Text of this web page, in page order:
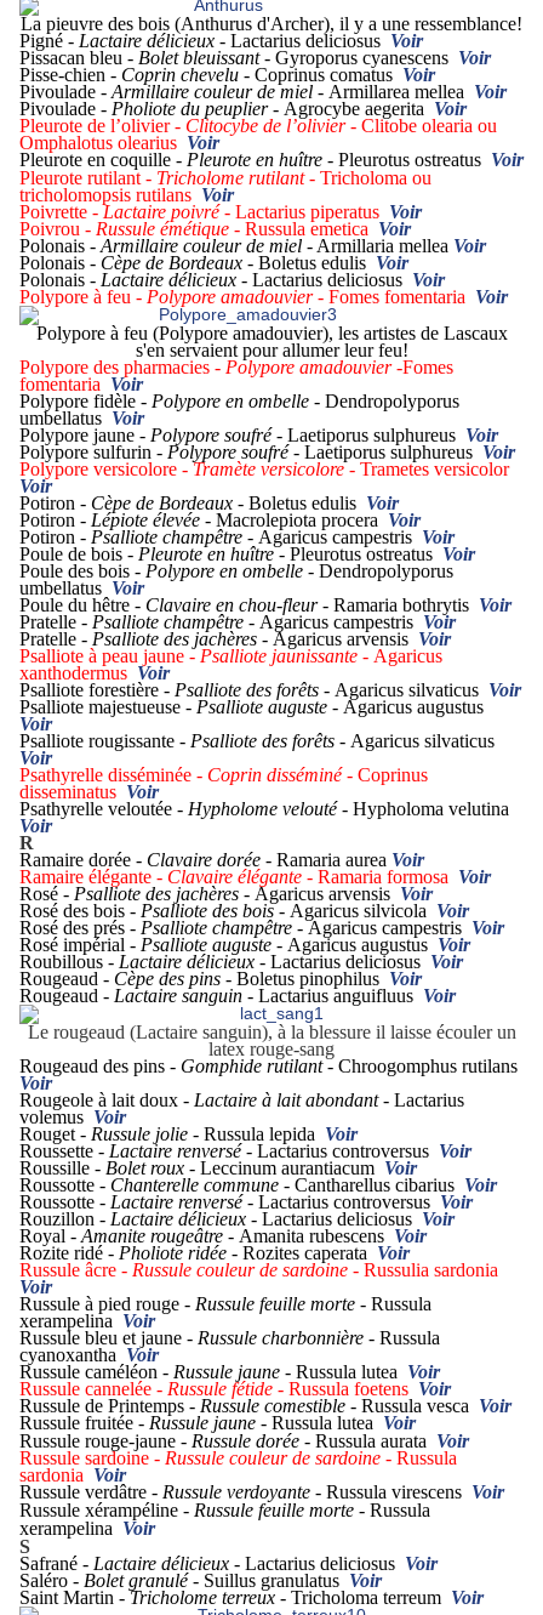
La pieuvre des bois (Anthurus d'Archer), il y a une ressemblance!
Pigné - Lactaire délicieux - Lactarius deliciosus Voir
Pissacan bleu - Bolet bleuissant - Gyroporus cyanescens Voir
Pisse-chien - Coprin chevelu - Coprinus comatus Voir
Pivoulade - Armillaire couleur de miel - Armillarea mellea Voir
Pivoulade - Pholiote du peuplier - Agrocybe aegerita Voir
Pleurote de l’olivier - Clitocybe de l’olivier - Clitobe olearia ou
Omphalotus olearius Voir
Pleurote en coquille - Pleurote en huître - Pleurotus ostreatus Voir
Pleurote rutilant - Tricholome rutilant - Tricholoma ou
tricholomopsis rutilans Voir
Poivrette -Lactaire poivré - Lactarius piperatus Voir
Poivrou - Russule émétique - Russula emetica Voir
Polonais - Armillaire couleur de miel - Armillaria mellea Voir
Polonais - Cèpe de Bordeaux - Boletus edulis Voir
Polonais - Lactaire délicieux - Lactarius deliciosus Voir
Polypore à feu - Polypore amadouvier - Fomes fomentaria Voir
Polypore à feu (Polypore amadouvier), les artistes de Lascaux
s'en servaient pour allumer leur feu!
Polypore des pharmacies - Polypore amadouvier -Fomes
fomentaria Voir
Polypore fidèle - Polypore en ombelle - Dendropolyporus
umbellatus Voir
Polypore jaune - Polypore soufré - Laetiporus sulphureus Voir
Polypore sulfurin - Polypore soufré - Laetiporus sulphureus Voir
Polypore versicolore -Tramète versicolore - Trametes versicolor
Voir
Potiron - Cèpe de Bordeaux - Boletus edulis Voir
Potiron - Lépiote élevée - Macrolepiota procera Voir
Potiron - Psalliote champêtre - Agaricus campestris Voir
Poule de bois - Pleurote en huître - Pleurotus ostreatus Voir
Poule des bois - Polypore en ombelle - Dendropolyporus
umbellatus Voir
Poule du hêtre - Clavaire en chou-fleur - Ramaria bothrytis Voir
Pratelle - Psalliote champêtre - Agaricus campestris Voir
Pratelle - Psalliote des jachères - Agaricus arvensis Voir
Psalliote à peau jaune - Psalliote jaunissante - Agaricus
xanthodermus Voir
Psalliote forestière - Psalliote des forêts - Agaricus silvaticus Voir
Psalliote majestueuse - Psalliote auguste - Agaricus augustus
Voir
Psalliote rougissante - Psalliote des forêts - Agaricus silvaticus
Voir
Psathyrelle disséminée - Coprin disséminé - Coprinus
disseminatus Voir
Psathyrelle veloutée - Hypholome velouté - Hypholoma velutina
Voir
R
Ramaire dorée - Clavaire dorée - Ramaria aurea Voir
Ramaire élégante - Clavaire élégante - Ramaria formosa Voir
Rosé - Psalliote des jachères - Agaricus arvensis Voir
Rosé des bois - Psalliote des bois - Agaricus silvicola Voir
Rosé des prés - Psalliote champêtre -Agaricus campestris Voir
Rosé impérial - Psalliote auguste - Agaricus augustus Voir
Roubillous - Lactaire délicieux - Lactarius deliciosus Voir
Rougeaud - Cèpe des pins - Boletus pinophilus Voir
Rougeaud - Lactaire sanguin - Lactarius anguifluus Voir
Le rougeaud (Lactaire sanguin), à la blessure il laisse écouler un
latex rouge-sang
Rougeaud des pins - Gomphide rutilant - Chroogomphus rutilans
Voir
Rougeole à lait doux - Lactaire à lait abondant - Lactarius
volemus Voir
Rouget - Russule jolie - Russula lepida Voir
Roussette - Lactaire renversé - Lactarius controversus Voir
Roussille - Bolet roux - Leccinum aurantiacum Voir
Roussotte - Chanterelle commune - Cantharellus cibarius Voir
Roussotte - Lactaire renversé - Lactarius controversus Voir
Rouzillon - Lactaire délicieux - Lactarius deliciosus Voir
Royal - Amanite rougeâtre - Amanita rubescens Voir
Rozite ridé - Pholiote ridée - Rozites caperata Voir
Russule âcre - Russule couleur de sardoine - Russulia sardonia
Voir
Russule à pied rouge - Russule feuille morte - Russula
xerampelina Voir
Russule bleu et jaune - Russule charbonnière - Russula
cyanoxantha Voir
Russule caméléon - Russule jaune - Russula lutea Voir
Russule cannelée - Russule fétide - Russula foetens Voir
Russule de Printemps - Russule comestible - Russula vesca Voir
Russule fruitée - Russule jaune - Russula lutea Voir
Russule rouge-jaune - Russule dorée - Russula aurata Voir
Russule sardoine - Russule couleur de sardoine - Russula
sardonia Voir
Russule verdâtre - Russule verdoyante - Russula virescens Voir
Russule xérampéline - Russule feuille morte - Russula
xerampelina Voir
S
Safrané - Lactaire délicieux - Lactarius deliciosus Voir
Saléro - Bolet granulé - Suillus granulatus Voir
Saint Martin -Tricholome terreux - Tricholoma terreum Voir